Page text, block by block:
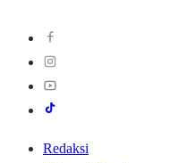
Redaksi